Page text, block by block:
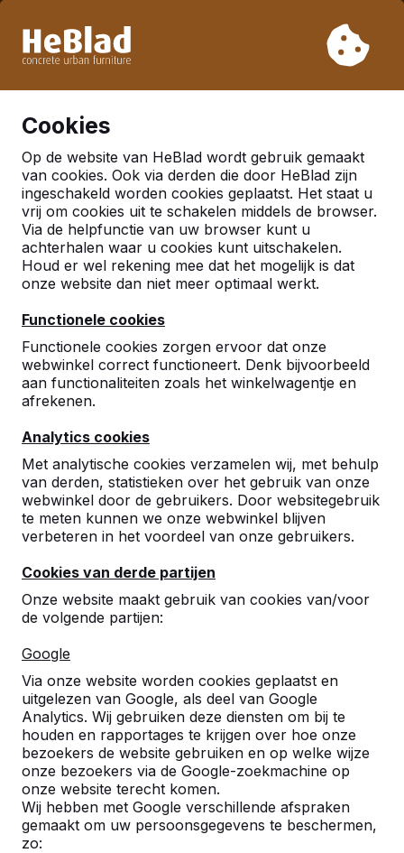
week 33. Houdt u daarom rekening met langere levertijden.
Cookies
Op de website van HeBlad wordt gebruik gemaakt
van cookies. Ook via derden die door HeBlad zijn
ingeschakeld worden cookies geplaatst. Het staat u
vrij om cookies uit te schakelen middels de browser.
Via de helpfunctie van uw browser kunt u
achterhalen waar u cookies kunt uitschakelen.
Houd er wel rekening mee dat het mogelijk is dat
onze website dan niet meer optimaal werkt.
Functionele cookies
Functionele cookies zorgen ervoor dat onze
webwinkel correct functioneert. Denk bijvoorbeeld
aan functionaliteiten zoals het winkelwagentje en
afrekenen.
Analytics cookies
Met analytische cookies verzamelen wij, met behulp
van derden, statistieken over het gebruik van onze
webwinkel door de gebruikers. Door websitegebruik
te meten kunnen we onze webwinkel blijven
verbeteren in het voordeel van onze gebruikers.
Cookies van derde partijen
Onze website maakt gebruik van cookies van/voor
de volgende partijen:
Google
Via onze website worden cookies geplaatst en
uitgelezen van Google, als deel van Google
Analytics. Wij gebruiken deze diensten om bij te
houden en rapportages te krijgen over hoe onze
bezoekers de website gebruiken en op welke wijze
onze bezoekers via de Google-zoekmachine op
onze website terecht komen.
Wij hebben met Google verschillende afspraken
gemaakt om uw persoonsgegevens te beschermen,
zo:
Al meer dan 30.000 producten verkocht
Nederland
Referenties in:Harderwijk
Perfect, alle collega's heel erg blij mee,
hopelijk ook de bezoekers.
o.uguz
30-10-2024
Mooie robuuste tafel en snelle levering.
Plaatsing ging ook perfect.
Gemeente Harderwijk
8
Eerste indruk leuk! Verder moet het nog
blijken. De tafel staat er pas 1 dag.
Maar ik heb hoge verwachtingen.
Jacqueline Wels
03-07-2020